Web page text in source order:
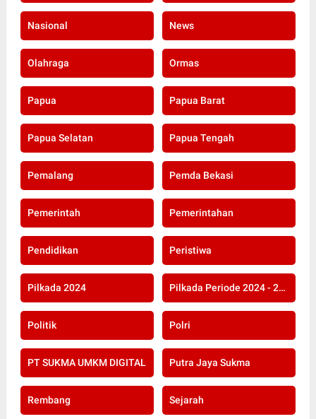
Nasional News
Olahraga Ormas
Papua Papua Barat
Papua Selatan Papua Tengah
Pemalang Pemda Bekasi
Pemerintah Pemerintahan
Pendidikan Peristiwa
Pilkada 2024 Pilkada Periode 2024 - 2029
Politik Polri
PT SUKMA UMKM DIGITAL Putra Jaya Sukma
Rembang Sejarah